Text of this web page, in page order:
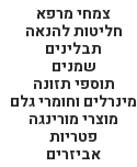
צמחי מרפא
חליטות להנאה
תבלינים
שמנים
תוספי תזונה
מינרלים וחומרי גלם
מוצרי מורינגה
פטריות
אביזרים